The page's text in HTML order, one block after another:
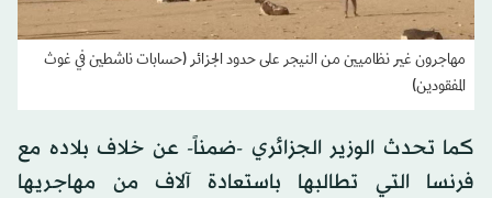
مهاجرون غير نظاميين من النيجر على حدود الجزائر (حسابات ناشطين في غوث
المفقودين)
كما تحدث الوزير الجزائري -ضمناً- عن خلاف بلاده مع
فرنسا التي تطالبها باستعادة آلاف من مهاجريها